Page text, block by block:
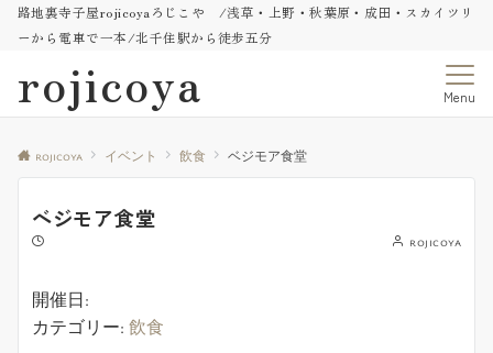
路地裏寺子屋rojicoyaろじこや /浅草・上野・秋葉原・成田・スカイツリ
ーから電車で一本/北千住駅から徒歩五分
rojicoya Menu
rojicoya イベント 飲食 ベジモア食堂
ベジモア食堂
rojicoya
開催日:
カテゴリー: 飲食